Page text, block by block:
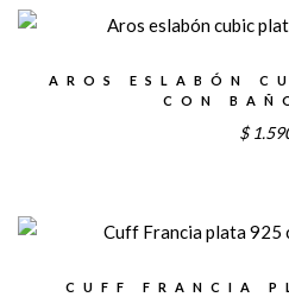
AROS ESLABÓN
CON
$
CUFF FRANCIA